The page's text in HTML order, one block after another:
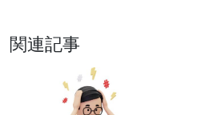
関連記事